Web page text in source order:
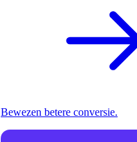
Bewezen betere conversie.